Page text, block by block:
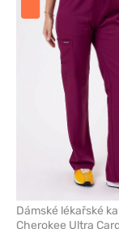
Dámské lékařské
Cherokee Ultra